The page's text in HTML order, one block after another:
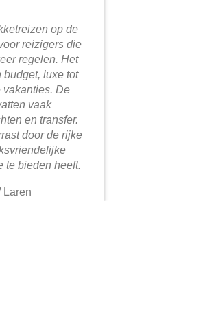
op de
reizigers die
regelen. Het
budget, luxe tot
De
vaak
en transfer.
door de rijke
te bieden heeft.
Laren